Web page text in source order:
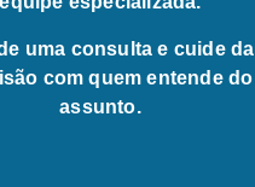
uma consulta e cuide da
com quem entende do
assunto.